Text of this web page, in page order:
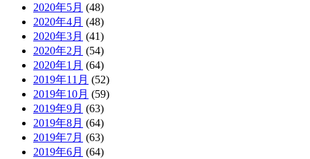
2020年5月 (48)
2020年4月 (48)
2020年3月 (41)
2020年2月 (54)
2020年1月 (64)
2019年11月 (52)
2019年10月 (59)
2019年9月 (63)
2019年8月 (64)
2019年7月 (63)
2019年6月 (64)